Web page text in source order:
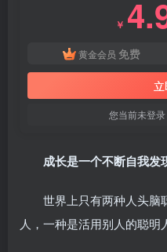
￥
黄金会员 免费
您当前未登
成长是一个不断自我发
世界上只有两种人头脑
人，一种是活用别人的聪明